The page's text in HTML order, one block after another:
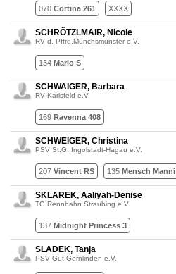
070 Cortina 261 XXXX
SCHRÖTZLMAIR, Nicole
RV d. Pffrd.Münchsmünster e.V.
134 Marlo S
SCHWAIGER, Barbara
RV Karlsfeld e.V.
169 Ravenna 408
SCHWEIGER, Christina
PSV St.G. Ingolstadt-Hagau e.V.
207 Vincent RS 135 Mensch Manni
SKLAREK, Aaliyah-Denise
TG Rennbahn Straubing e.V.
137 Midnight Princess 3
SLADEK, Tanja
PSV Gut Gernlinden e.V.